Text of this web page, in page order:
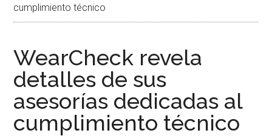
cumplimiento técnico
WearCheck revela
detalles de sus
asesorías dedicadas al
cumplimiento técnico